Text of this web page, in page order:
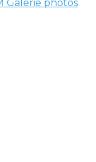
Galerie photos